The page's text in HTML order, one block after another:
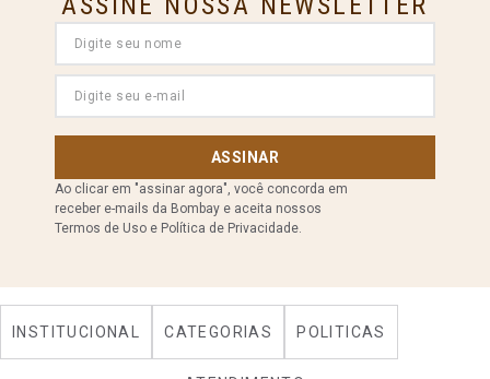
ASSINAR
Ao clicar em "assinar agora", você concorda em
receber e-mails da Bombay e aceita nossos
Termos de Uso e Política de Privacidade.
INSTITUCIONAL CATEGORIAS POLITICAS